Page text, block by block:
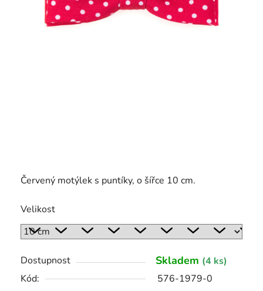
Červený motýlek s puntíky, o šířce 10 cm.
Velikost
Dostupnost Skladem (4 ks)
Kód:
576-1979-0